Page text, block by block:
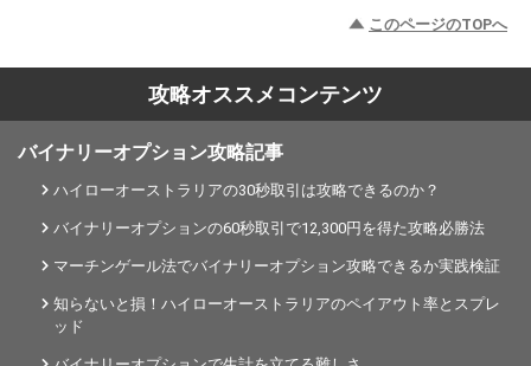
このページのTOPへ
攻略オススメコンテンツ
バイナリーオプション攻略記事
ハイローオーストラリアの30秒取引は攻略できるのか？
バイナリーオプションの60秒取引で12,300円を得た攻略必勝法
マーチンゲール法でバイナリーオプション攻略できるか実践検証
知らないと損！ハイローオーストラリアのペイアウト率とスプレ
ッド